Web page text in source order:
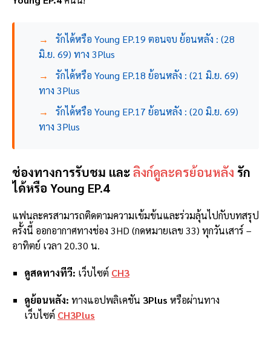
→
รักได้หรือ Young EP.19 ตอนจบ ย้อนหลัง : (28
มิ.ย. 69) ทาง 3Plus
→
รักได้หรือ Young EP.18 ย้อนหลัง : (21 มิ.ย. 69)
ทาง 3Plus
→
รักได้หรือ Young EP.17 ย้อนหลัง : (20 มิ.ย. 69)
ทาง 3Plus
ช่องทางการรับชม และลิงก์ดูละครย้อนหลัง รัก
ได้หรือ Young EP.4
แฟนละครสามารถติดตามความเข้มข้นและร่วมลุ้นไปกับบทสรุป
ครั้งนี้ ออกอากาศทางช่อง 3HD (กดหมายเลข 33) ทุกวันเสาร์ –
อาทิตย์ เวลา 20.30 น.
ดูสดทางทีวี: เว็บไซต์ CH3
ดูย้อนหลัง: ทางแอปพลิเคชัน 3Plus หรือผ่านทาง
เว็บไซต์ CH3Plus